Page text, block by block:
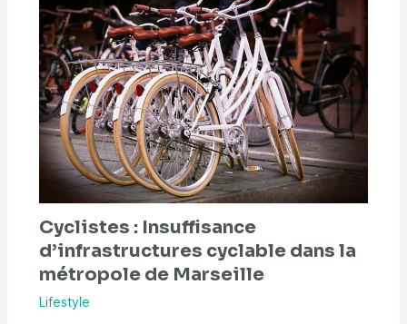
Cyclistes : Insuffisance
d’infrastructures cyclable dans la
métropole de Marseille
Lifestyle